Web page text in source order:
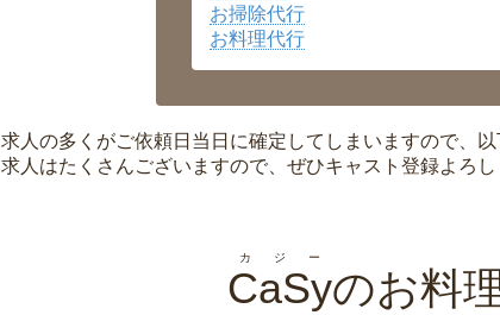
お掃除代行
お料理代行
求人の多くがご依頼日当日に確定してしまいますので、
求人はたくさんございますので、ぜひキャスト登録よろし
CaSy
カジー
のお料